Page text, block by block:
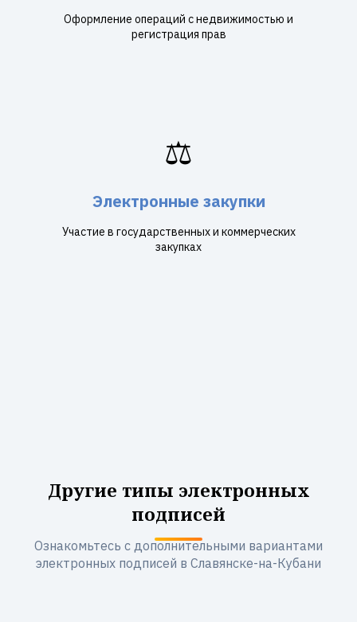
Оформление операций с недвижимостью и
регистрация прав
⚖️
Электронные закупки
Участие в государственных и коммерческих
закупках
Другие типы электронных
подписей
Ознакомьтесь с дополнительными вариантами
электронных подписей в Славянске-на-Кубани